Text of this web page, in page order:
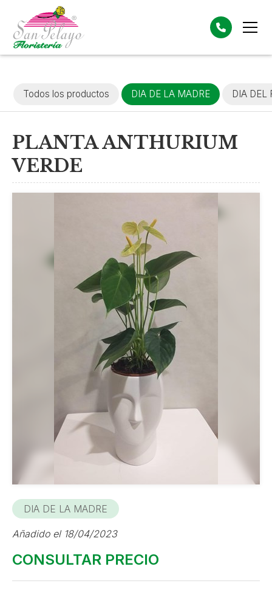
Todos los productos DIA DE LA MADRE DIA DEL
PLANTA ANTHURIUM
VERDE
DIA DE LA MADRE
Añadido el 18/04/2023
CONSULTAR PRECIO